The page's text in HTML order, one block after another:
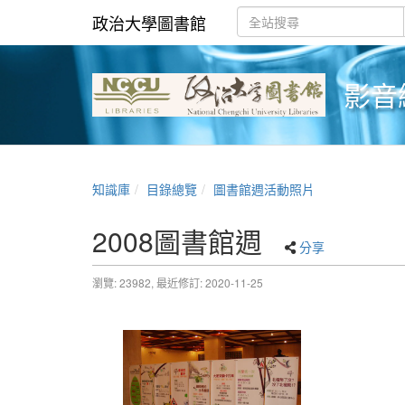
政治大學圖書館
影
知識庫 目錄總覽 圖書館週活動照片
2008圖書館週 分享
瀏覽: 23982, 最近修訂: 2020-11-25